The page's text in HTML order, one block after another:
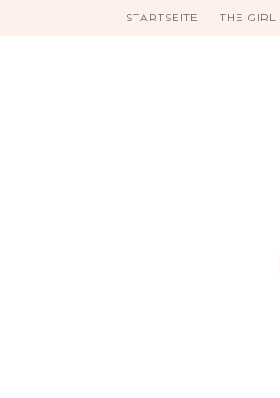
STARTSEITE THE GIRL